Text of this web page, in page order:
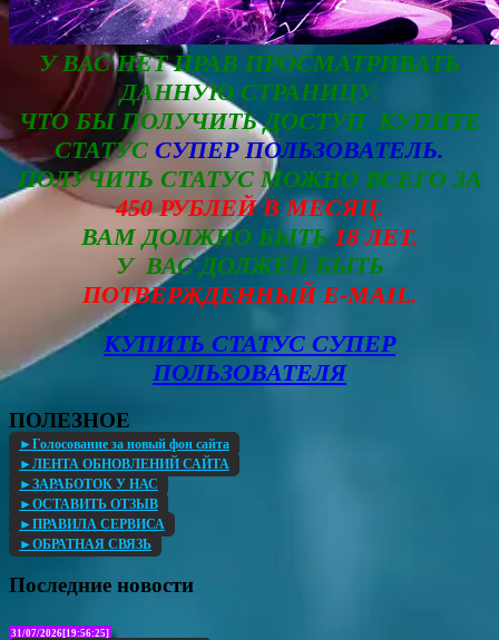
У ВАС НЕТ ПРАВ ПРОСМАТРИВАТЬ
ДАННУЮ СТРАНИЦУ.
ЧТО БЫ ПОЛУЧИТЬ ДОСТУП КУПИТЕ
СТАТУС СУПЕР ПОЛЬЗОВАТЕЛЬ.
ПОЛУЧИТЬ СТАТУС МОЖНО ВСЕГО ЗА
450 РУБЛЕЙ В МЕСЯЦ.
ВАМ ДОЛЖНО БЫТЬ 18 ЛЕТ.
У ВАС ДОЛЖЕН БЫТЬ
ПОТВЕРЖДЕННЫЙ E-MAIL.
КУПИТЬ СТАТУС СУПЕР
ПОЛЬЗОВАТЕЛЯ
ПОЛЕЗНОЕ
►Голосование за новый фон сайта
►ЛЕНТА ОБНОВЛЕНИЙ САЙТА
►ЗАРАБОТОК У НАС
►ОСТАВИТЬ ОТЗЫВ
►ПРАВИЛА СЕРВИСА
►ОБРАТНАЯ СВЯЗЬ
Последние новости
31/07/2026[19:56:25]